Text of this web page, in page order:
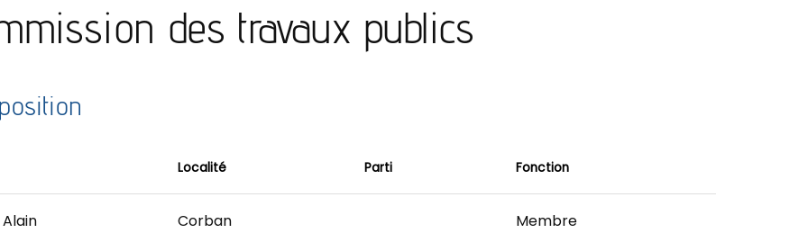
des travaux publics
Localité Parti Fonction
Corban Membre